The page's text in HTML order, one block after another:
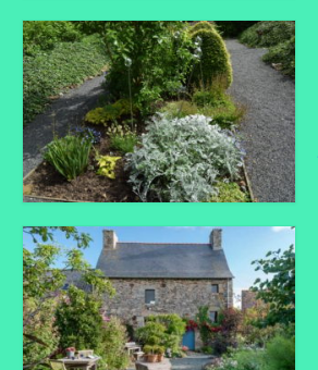
Flore
Arbustes
Graminées
Vivaces
Faune
Oiseaux
Et aussi…
Liens préférés de JPL